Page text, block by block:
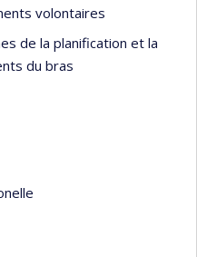
volontaires
de la planification et la
du bras